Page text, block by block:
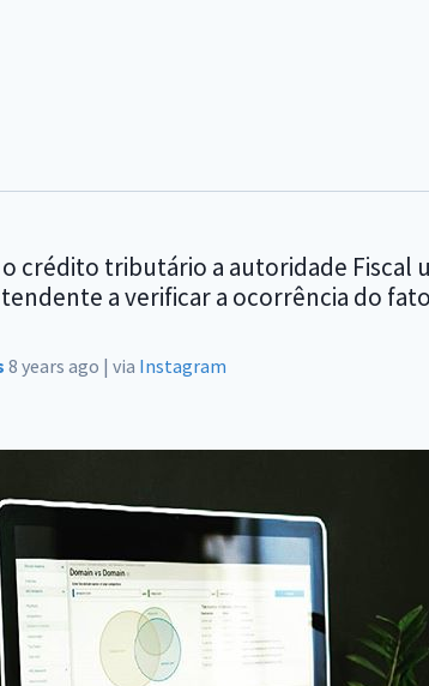
crédito tributário a autoridade
a verificar a ocorrência do
8 years ago | via Instagram